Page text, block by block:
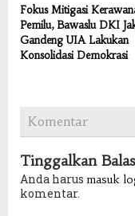
Fokus Mitigasi
Pemilu, Bawaslu DKI
Gandeng UIA Lakukan
Konsolidasi Demokrasi
Komentar
Tinggalkan
Anda harus masuk
komentar.